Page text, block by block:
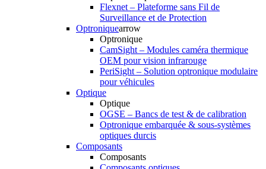
Flexnet – Plateforme sans Fil de
Surveillance et de Protection
Optroniquearrow
Optronique
CamSight – Modules caméra thermique
OEM pour vision infrarouge
PeriSight – Solution optronique modulaire
pour véhicules
Optique
Optique
OGSE – Bancs de test & de calibration
Optronique embarquée & sous-systèmes
optiques durcis
Composants
Composants